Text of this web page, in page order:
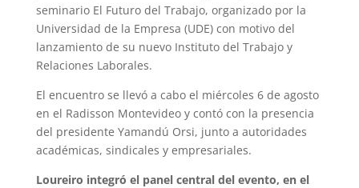
seminario El Futuro del Trabajo, organizado por la
Universidad de la Empresa (UDE) con motivo del
lanzamiento de su nuevo Instituto del Trabajo y
Relaciones Laborales.
El encuentro se llevó a cabo el miércoles 6 de agosto
en el Radisson Montevideo y contó con la presencia
del presidente Yamandú Orsi, junto a autoridades
académicas, sindicales y empresariales.
Loureiro integró el panel central del evento, en el